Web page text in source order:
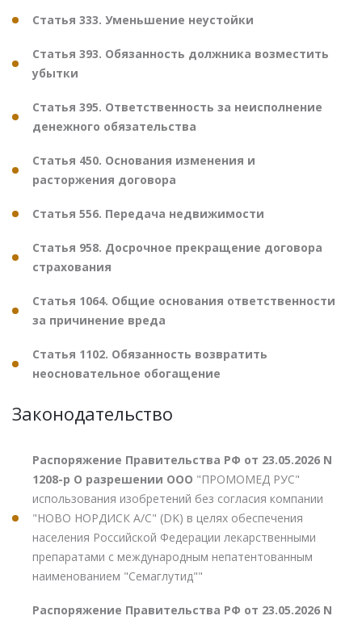
Статья 333. Уменьшение неустойки
Статья 393. Обязанность должника возместить
убытки
Статья 395. Ответственность за неисполнение
денежного обязательства
Статья 450. Основания изменения и
расторжения договора
Статья 556. Передача недвижимости
Статья 958. Досрочное прекращение договора
страхования
Статья 1064. Общие основания ответственности
за причинение вреда
Статья 1102. Обязанность возвратить
неосновательное обогащение
Законодательство
Распоряжение Правительства РФ от 23.05.2026 N
1208-р О разрешении ООО "ПРОМОМЕД РУС"
использования изобретений без согласия компании
"НОВО НОРДИСК А/С" (DK) в целях обеспечения
населения Российской Федерации лекарственными
препаратами с международным непатентованным
наименованием "Семаглутид""
Распоряжение Правительства РФ от 23.05.2026 N